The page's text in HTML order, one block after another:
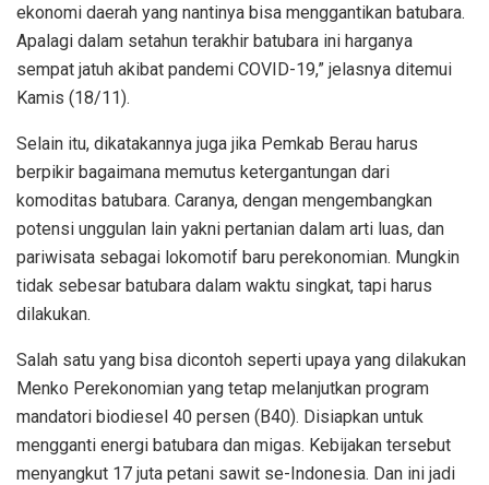
ekonomi daerah yang nantinya bisa menggantikan batubara.
Apalagi dalam setahun terakhir batubara ini harganya
sempat jatuh akibat pandemi COVID-19,” jelasnya ditemui
Kamis (18/11).
Selain itu, dikatakannya juga jika Pemkab Berau harus
berpikir bagaimana memutus ketergantungan dari
komoditas batubara. Caranya, dengan mengembangkan
potensi unggulan lain yakni pertanian dalam arti luas, dan
pariwisata sebagai lokomotif baru perekonomian. Mungkin
tidak sebesar batubara dalam waktu singkat, tapi harus
dilakukan.
Salah satu yang bisa dicontoh seperti upaya yang dilakukan
Menko Perekonomian yang tetap melanjutkan program
mandatori biodiesel 40 persen (B40). Disiapkan untuk
mengganti energi batubara dan migas. Kebijakan tersebut
menyangkut 17 juta petani sawit se-Indonesia. Dan ini jadi